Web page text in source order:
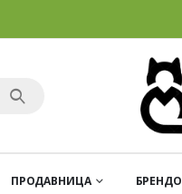
ПРОДАВНИЦА